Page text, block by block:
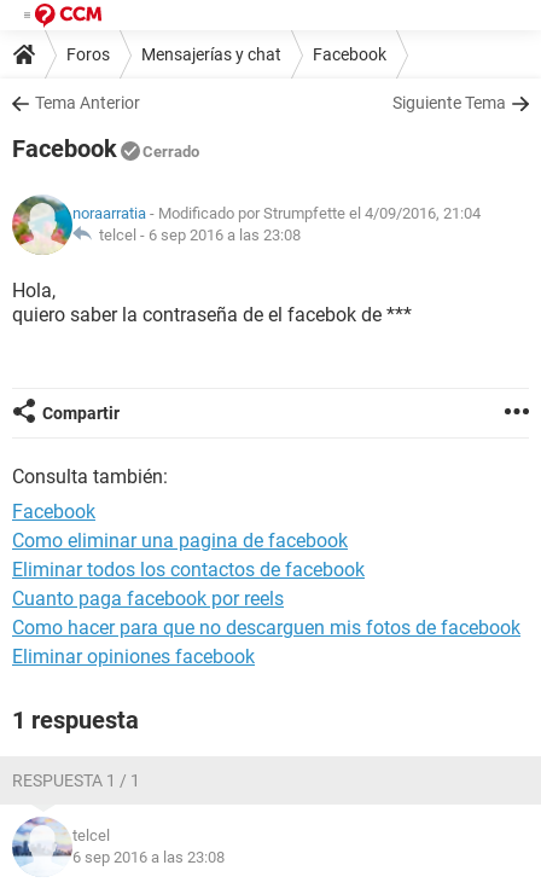
Foros Mensajerías y chat Facebook
Tema Anterior Siguiente Tema
Facebook Cerrado
noraarratia - Modificado por Strumpfette el 4/09/2016, 21:04
telcel - 6 sep 2016 a las 23:08
Hola,
quiero saber la contraseña de el facebok de ***
Compartir
Consulta también:
Facebook
Como eliminar una pagina de facebook
Eliminar todos los contactos de facebook
Cuanto paga facebook por reels
Como hacer para que no descarguen mis fotos de facebook
Eliminar opiniones facebook
1 respuesta
RESPUESTA 1 / 1
telcel
6 sep 2016 a las 23:08